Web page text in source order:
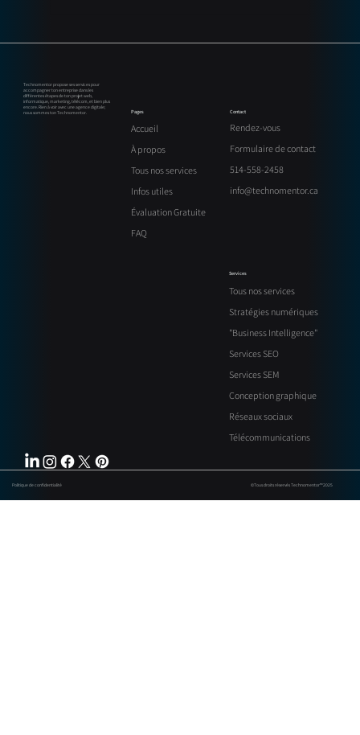
entreprises au Québec
Pages
Accueil
À propos
Tous nos services
Infos utiles
Évaluation Gratuite
FAQ
Contact
Rendez-vous
Formulaire de contact
514-558-2458
info@technomentor.ca
Services
Tous nos services
Stratégies numériques
"Business Intelligence"
Services SEO
Services SEM
Conception graphique
Réseaux sociaux
Télécommunications
Technomentor propose ses services pour
accompagner ton entreprise dans les
différentes étapes de ton projet web,
informatique, marketing, télécom, et bien plus
encore. Rien à voir avec une agence digitale;
nous sommes ton Technomentor.
Politique de confidentialité ©Tous droits réservés Technomentor™ 2025